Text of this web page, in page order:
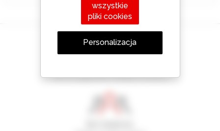
i otrzymuj ogłoszenia o sprzęcie używanym
wszystkie
pliki cookies
Personalizacja